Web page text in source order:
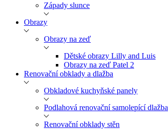
Západy slunce
Obrazy
Obrazy na zeď
Dětské obrazy Lilly and Luis
Obrazy na zeď Patel 2
Renovační obklady a dlažba
Obkladové kuchyňské panely
Podlahová renovační samolepící dlažba
Renovační obklady stěn